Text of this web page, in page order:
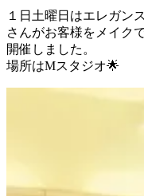
１日土曜日はエレガン
さんがお客様をメイク
開催しました。
場所はMスタジオ🌟